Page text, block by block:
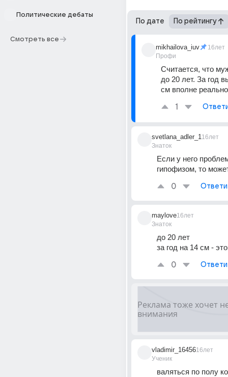
Политические дебаты
Смотреть все
По дате По рейтингу
mikhailova_iuv
Профи
16лет
Считается, что
до 20 лет. За год
см вполне реально
1
svetlana_adler_1
Знаток
16лет
Если у него
гипофизом, то
0
maylove
Знаток
16лет
до 20 лет
за год на 14 см -
0
vladimir_16456
Ученик
16лет
валяться по полу